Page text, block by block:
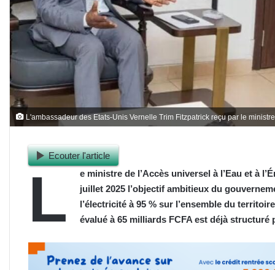
L'ambassadeur des Etats-Unis Vernelle Trim Fitzpatrick reçu par le
Ecouter l'article
L
e ministre de l’Accès universel à l’Eau et à
juillet 2025 l’objectif ambitieux du
l’électricité à 95 % sur l’ensemble du
évalué à 65 milliards FCFA est déjà